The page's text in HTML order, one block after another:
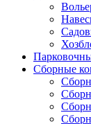
Сборные